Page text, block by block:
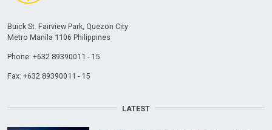
Buick St. Fairview Park, Quezon City
Metro Manila 1106 Philippines
Phone: +632 89390011 - 15
Fax: +632 89390011 - 15
LATEST